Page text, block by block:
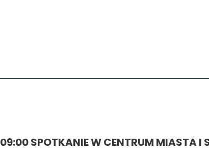
09:00 SPOTKANIE W CENTRUM MIASTA I